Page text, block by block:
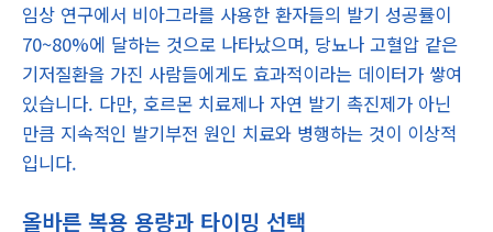
임상 연구에서 비아그라를 사용한 환자들의 발기 성공률이
70~80%에 달하는 것으로 나타났으며, 당뇨나 고혈압 같은
기저질환을 가진 사람들에게도 효과적이라는 데이터가 쌓여
있습니다. 다만, 호르몬 치료제나 자연 발기 촉진제가 아닌
만큼 지속적인 발기부전 원인 치료와 병행하는 것이 이상적
입니다.
올바른 복용 용량과 타이밍 선택